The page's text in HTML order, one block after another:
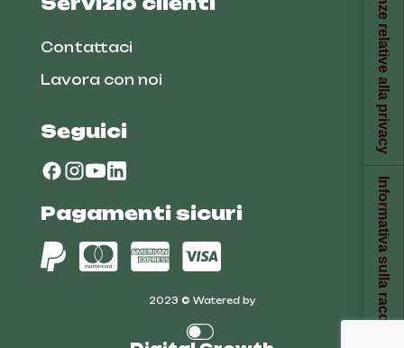
Contattaci
Lavora con noi
Seguici
2023 © Watered by
Pagamenti sicuri Informativa sulla raccolta